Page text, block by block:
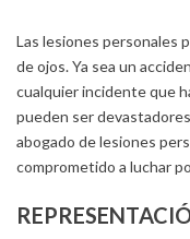
Las lesiones personales
de ojos. Ya sea un
cualquier incidente que
pueden ser
abogado de lesiones
comprometido a luchar